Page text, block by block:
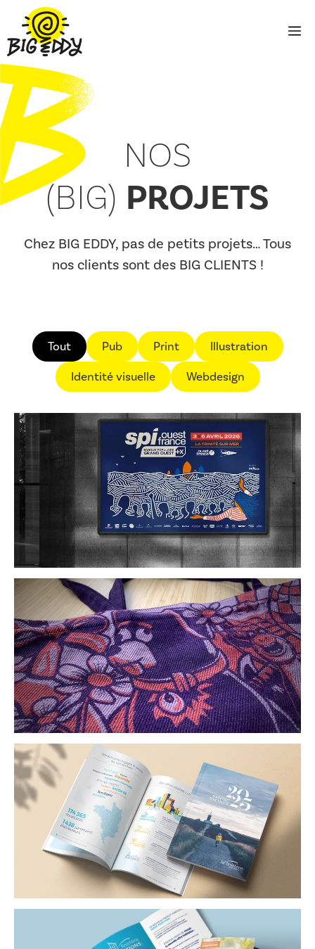
contenu
NOS
(BIG) PROJETS
Chez BIG EDDY, pas de petits projets… Tous
nos clients sont des BIG CLIENTS !
Tout Pub Print Illustration
Identité visuelle Webdesign